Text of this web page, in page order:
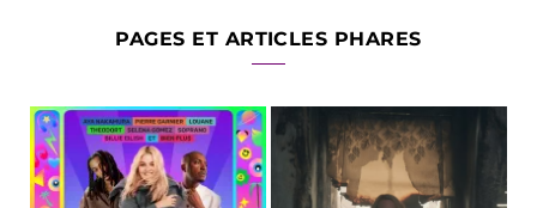
PAGES ET ARTICLES PHARES